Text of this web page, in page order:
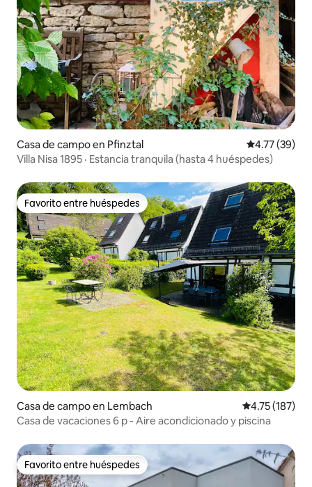
Casa de campo en Pfinztal Calificación
4.77 (39)
Villa Nisa 1895 · Estancia tranquila (hasta 4 huéspedes)
Favorito entre huéspedes
Favorito entre huéspedes
Casa de campo en Lembach Calificación
4.75 (187)
Casa de vacaciones 6 p - Aire acondicionado y piscina
Favorito entre huéspedes
Favorito entre huéspedes